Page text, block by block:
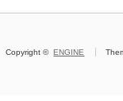
Copyright ©ENGINE